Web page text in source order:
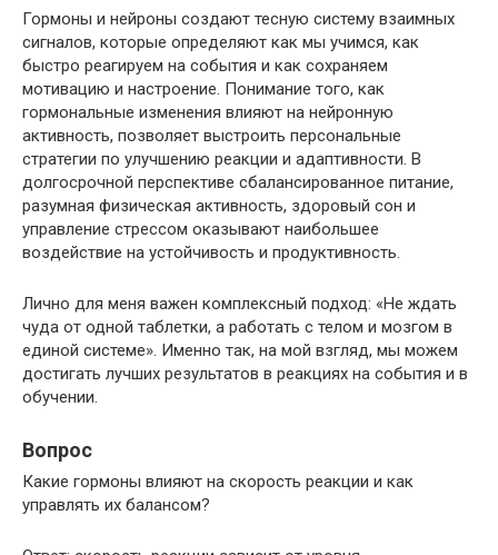
Гормоны и нейроны создают тесную систему взаимных
сигналов, которые определяют как мы учимся, как
быстро реагируем на события и как сохраняем
мотивацию и настроение. Понимание того, как
гормональные изменения влияют на нейронную
активность, позволяет выстроить персональные
стратегии по улучшению реакции и адаптивности. В
долгосрочной перспективе сбалансированное питание,
разумная физическая активность, здоровый сон и
управление стрессом оказывают наибольшее
воздействие на устойчивость и продуктивность.
Лично для меня важен комплексный подход: «Не ждать
чуда от одной таблетки, а работать с телом и мозгом в
единой системе». Именно так, на мой взгляд, мы можем
достигать лучших результатов в реакциях на события и в
обучении.
Вопрос
Какие гормоны влияют на скорость реакции и как
управлять их балансом?